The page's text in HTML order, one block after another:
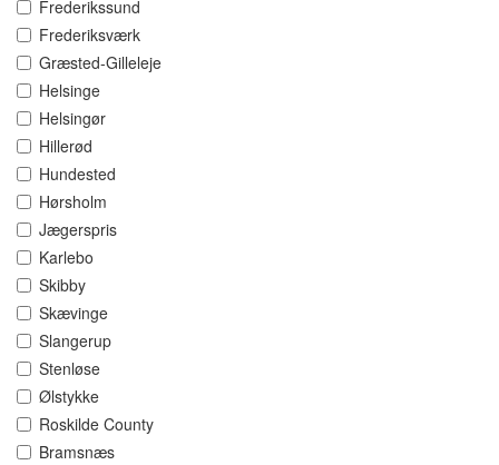
Frederikssund
Frederiksværk
Græsted-Gilleleje
Helsinge
Helsingør
Hillerød
Hundested
Hørsholm
Jægerspris
Karlebo
Skibby
Skævinge
Slangerup
Stenløse
Ølstykke
Roskilde County
Bramsnæs